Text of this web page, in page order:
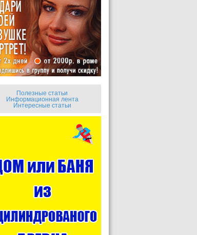
Полезные статьи
Информационная лента
Интересные статьи